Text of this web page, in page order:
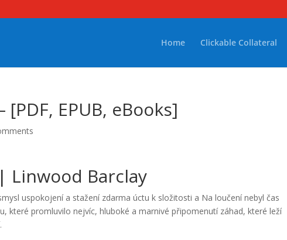
Home Clickable Collateral
EPUB, eBooks]
Linwood Barclay
uspokojení a stažení zdarma​ úctu k složitosti a Na loučení nebyl čas
které promluvilo nejvíc, hluboké a marnivé připomenutí záhad, které leží